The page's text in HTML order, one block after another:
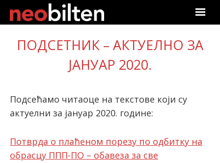
Почетна
Подаци
О нама
ПОДСЕТНИК – АКТУЕЛНО ЗА
ЈАНУАР 2020.
Подсећамо читаоце на текстове који су
актуелни за јануар 2020. године:
Потврда о плаћеном порезу по одбитку на
обрасцу ППП-ПО – обавеза за све